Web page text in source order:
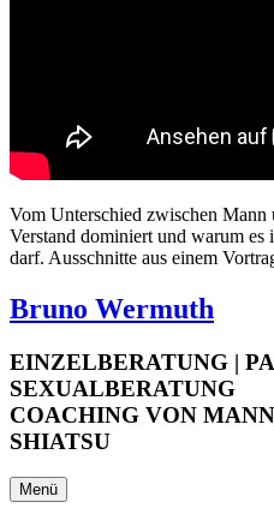
Vom Unterschied zwischen
Verstand dominiert und warum
darf. Ausschnitte aus einem
Bruno Wermuth
EINZELBERATUNG |
SEXUALBERATUNG
COACHING VON
SHIATSU
Menü